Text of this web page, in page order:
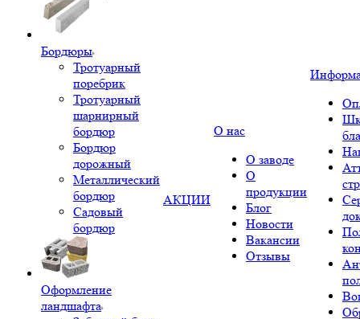
Бордюры
Тротуарный
поребрик
Тротуарный
шарнирный
бордюр
Бордюр
дорожный
Металлический
бордюр
Садовый
бордюр
Оформление
ландшафта
АКЦИИ
О нас
О заводе
О
продукции
Блог
Новости
Вакансии
Отзывы